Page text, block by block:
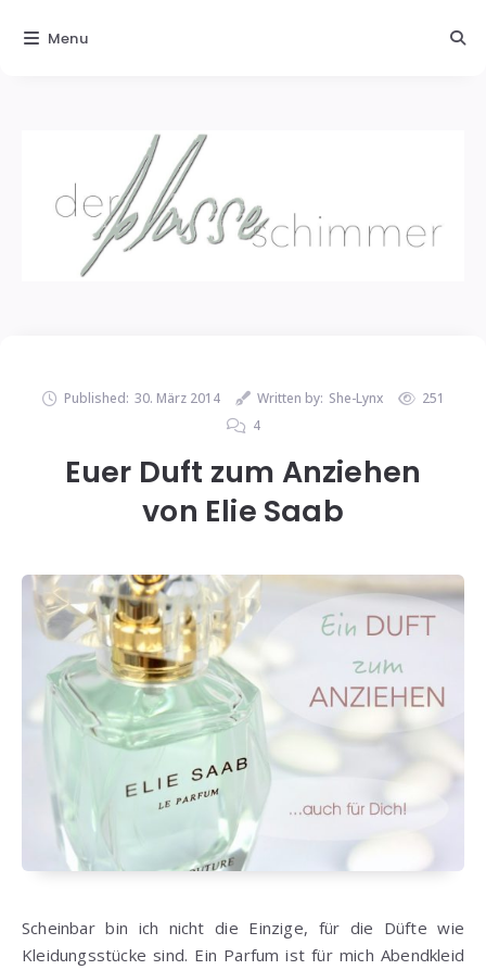
Published: 30. März 2014 Written by: She-Lynx
251
4
Euer Duft zum Anziehen
von Elie Saab
Scheinbar bin ich nicht die Einzige, für die Düfte wie
Kleidungsstücke sind. Ein Parfum ist für mich Abendkleid
Menu